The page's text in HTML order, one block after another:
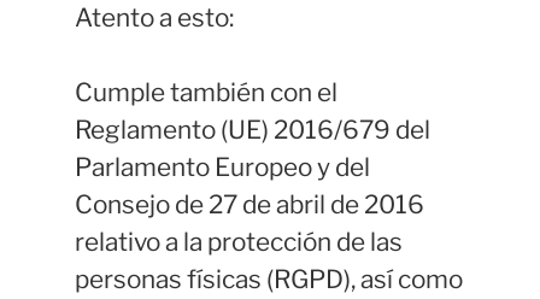
Atento a esto:
Cumple también con el
Reglamento (UE) 2016/679 del
Parlamento Europeo y del
Consejo de 27 de abril de 2016
relativo a la protección de las
personas físicas (RGPD), así como